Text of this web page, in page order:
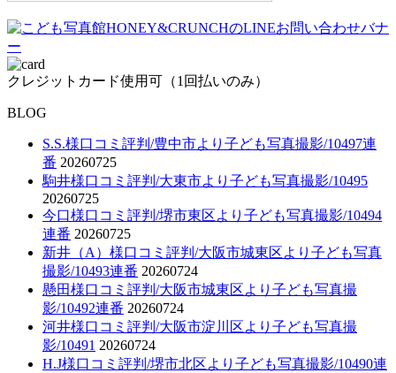
クレジットカード使用可（1回払いのみ）
BLOG
S.S.様口コミ評判/豊中市より子ども写真撮影/10497連
番 20260725
駒井様口コミ評判/大東市より子ども写真撮影/10495
20260725
今口様口コミ評判/堺市東区より子ども写真撮影/10494
連番 20260725
新井（A）様口コミ評判/大阪市城東区より子ども写真
撮影/10493連番 20260724
懸田様口コミ評判/大阪市城東区より子ども写真撮
影/10492連番 20260724
河井様口コミ評判/大阪市淀川区より子ども写真撮
影/10491 20260724
H.J様口コミ評判/堺市北区より子ども写真撮影/10490連